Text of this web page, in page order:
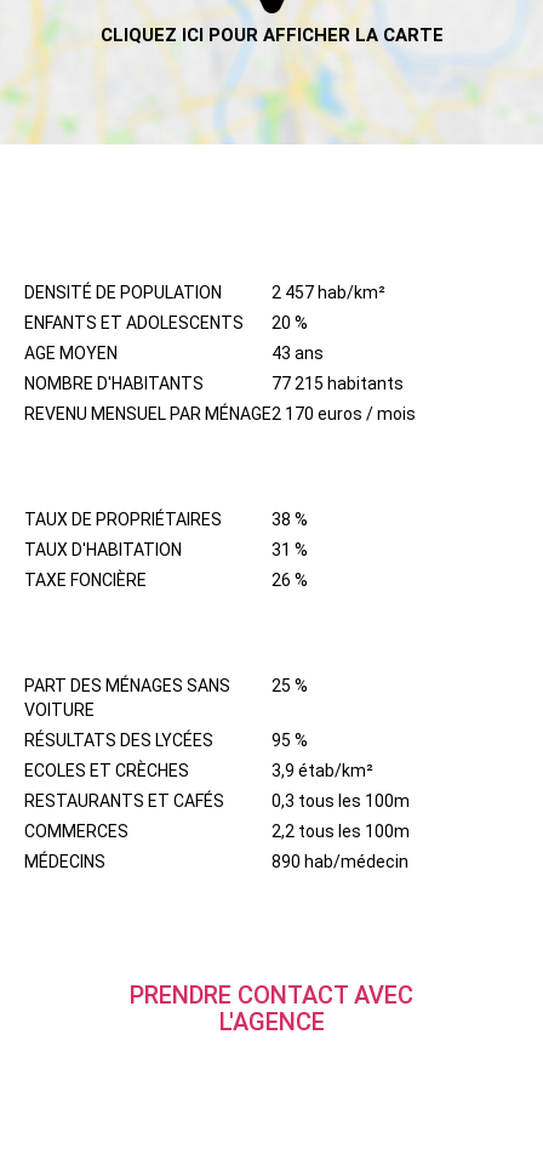
DENSITÉ DE POPULATION
2 457 hab/km²
ENFANTS ET ADOLESCENTS
20 %
AGE MOYEN
43 ans
NOMBRE D'HABITANTS
77 215 habitants
REVENU MENSUEL PAR MÉNAGE2 170 euros / mois
TAUX DE PROPRIÉTAIRES
38 %
TAUX D'HABITATION
31 %
TAXE FONCIÈRE
26 %
PART DES MÉNAGES SANS
VOITURE
25 %
RÉSULTATS DES LYCÉES
95 %
ECOLES ET CRÈCHES
3,9 étab/km²
RESTAURANTS ET CAFÉS
0,3 tous les 100m
COMMERCES
2,2 tous les 100m
MÉDECINS
890 hab/médecin
PRENDRE CONTACT AVEC
L'AGENCE